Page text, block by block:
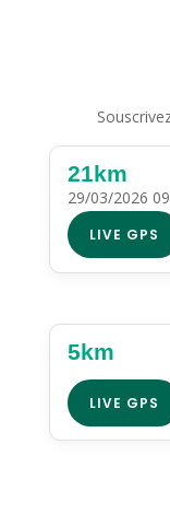
21km
29/03/2026
LIVE GPS
5km
LIVE GPS